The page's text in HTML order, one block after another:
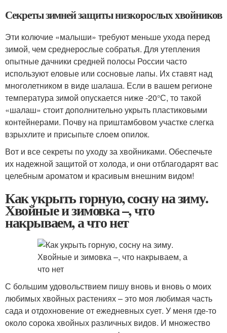
Секреты зимней защиты низкорослых хвойников
Эти колючие «малыши» требуют меньше ухода перед
зимой, чем среднерослые собратья. Для утепления
опытные дачники средней полосы России часто
используют еловые или сосновые лапы. Их ставят над
многолетником в виде шалаша. Если в вашем регионе
температура зимой опускается ниже -20°С, то такой
«шалаш» стоит дополнительно укрыть пластиковыми
контейнерами. Почву на приштамбовом участке слегка
взрыхлите и присыпьте слоем опилок.
Вот и все секреты по уходу за хвойниками. Обеспечьте
их надежной защитой от холода, и они отблагодарят вас
целебным ароматом и красивым внешним видом!
Как укрыть горную, сосну на зиму.
Хвойные и зимовка –, что
накрываем, а что нет
С большим удовольствием пишу вновь и вновь о моих
любимых хвойных растениях – это моя любимая часть
сада и отдохновение от ежедневных сует. У меня где-то
около сорока хвойных различных видов. И множество